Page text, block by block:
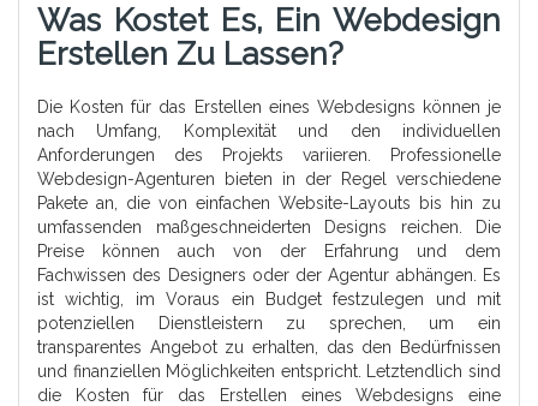
Was Kostet Es, Ein Webdesign
Erstellen Zu Lassen?
Die Kosten für das Erstellen eines Webdesigns können je
nach Umfang, Komplexität und den individuellen
Anforderungen des Projekts variieren. Professionelle
Webdesign-Agenturen bieten in der Regel verschiedene
Pakete an, die von einfachen Website-Layouts bis hin zu
umfassenden maßgeschneiderten Designs reichen. Die
Preise können auch von der Erfahrung und dem
Fachwissen des Designers oder der Agentur abhängen. Es
ist wichtig, im Voraus ein Budget festzulegen und mit
potenziellen Dienstleistern zu sprechen, um ein
transparentes Angebot zu erhalten, das den Bedürfnissen
und finanziellen Möglichkeiten entspricht. Letztendlich sind
die Kosten für das Erstellen eines Webdesigns eine